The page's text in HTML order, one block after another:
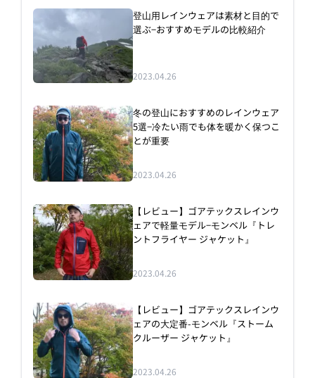
登山用レインウェアは素材と目的で
選ぶ−おすすめモデルの比較紹介
2023.04.26
冬の登山におすすめのレインウェア
5選−冷たい雨でも体を暖かく保つこ
とが重要
2023.04.26
【レビュー】ゴアテックスレインウ
ェアで軽量モデル−モンベル『トレ
ントフライヤー ジャケット』
2023.04.26
【レビュー】ゴアテックスレインウ
ェアの大定番-モンベル『ストーム
クルーザー ジャケット』
2023.04.26